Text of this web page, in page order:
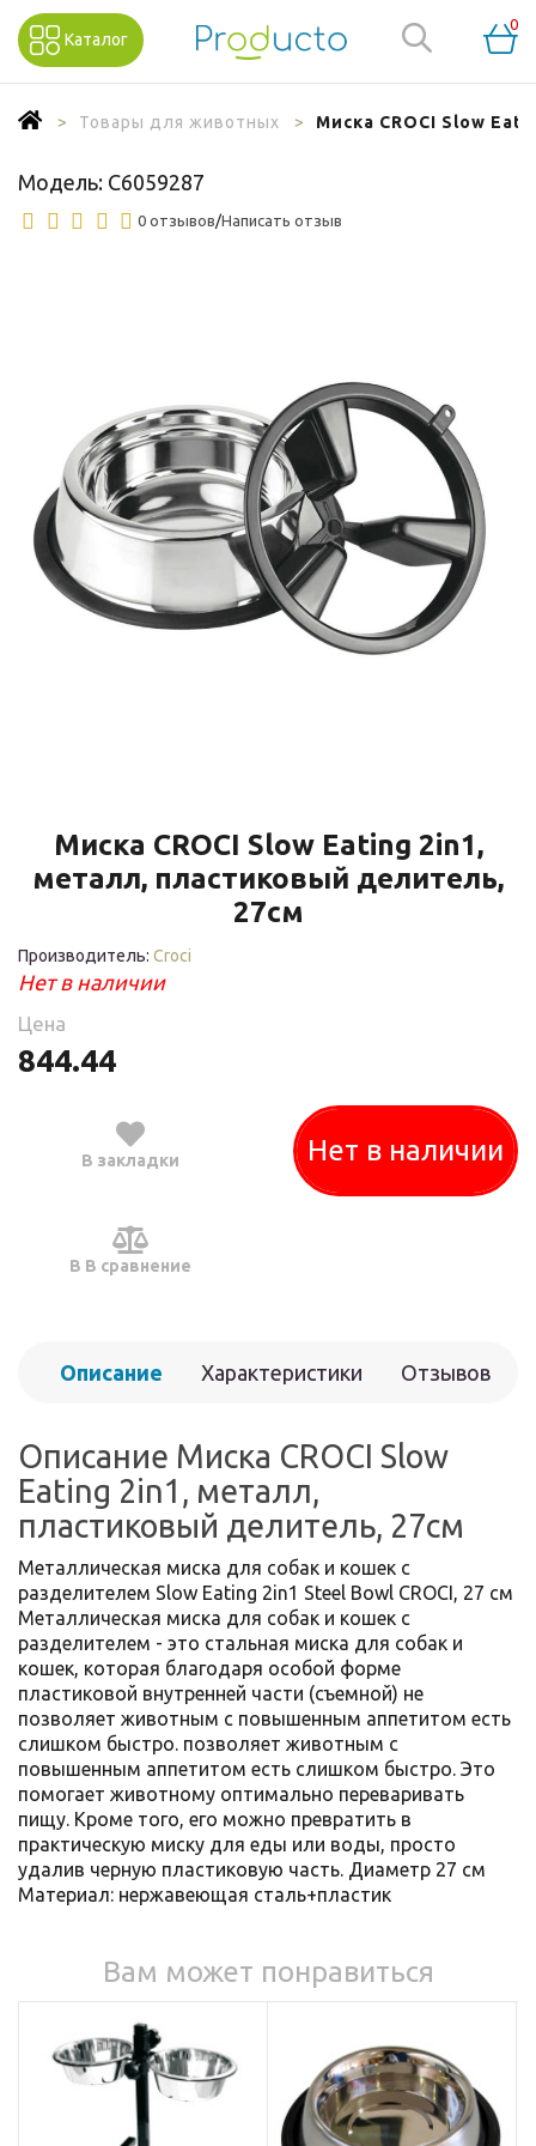
Каталог
0
Товары для животных Миска CROCI Slow
Модель: C6059287
0 отзывов/Написать отзыв
Миска CROCI Slow Eating 2in1,
металл, пластиковый делитель,
27см
Производитель: Croci
Нет в наличии
Цена
844.44
В закладки
В В сравнение
Нет в наличии
Описание Характеристики Отзывов
Описание Миска CROCI Slow
Eating 2in1, металл,
пластиковый делитель, 27см
Металлическая миска для собак и кошек с
разделителем Slow Eating 2in1 Steel Bowl CROCI, 27 см
Металлическая миска для собак и кошек с
разделителем - это стальная миска для собак и
кошек, которая благодаря особой форме
пластиковой внутренней части (съемной) не
позволяет животным с повышенным аппетитом есть
слишком быстро. позволяет животным с
повышенным аппетитом есть слишком быстро. Это
помогает животному оптимально переваривать
пищу. Кроме того, его можно превратить в
практическую миску для еды или воды, просто
удалив черную пластиковую часть. Диаметр 27 см
Материал: нержавеющая сталь+пластик
Вам может понравиться